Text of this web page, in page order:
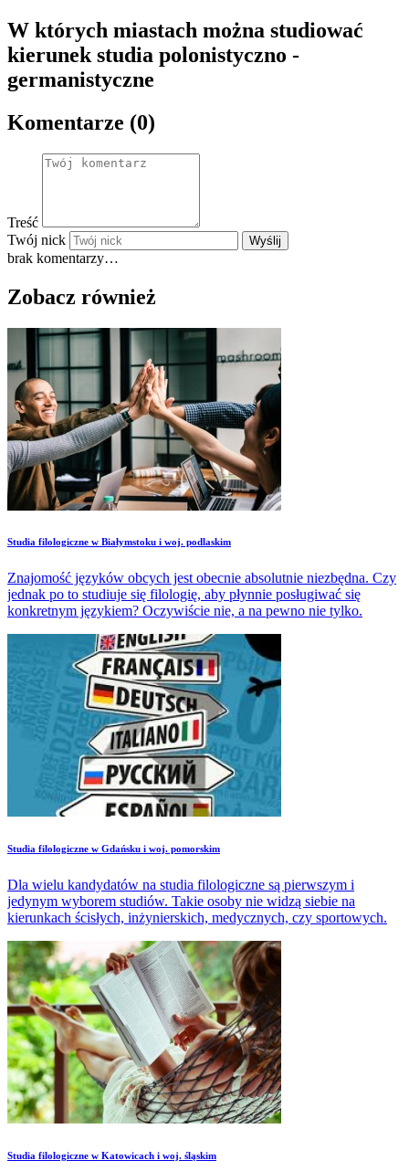
W których miastach można studiować
kierunek studia polonistyczno -
germanistyczne
Komentarze (0)
Treść
Twój nick
Wyślij
brak komentarzy…
Zobacz również
Studia filologiczne w Białymstoku i woj. podlaskim
Znajomość języków obcych jest obecnie absolutnie niezbędna. Czy
jednak po to studiuje się filologię, aby płynnie posługiwać się
konkretnym językiem? Oczywiście nie, a na pewno nie tylko.
Studia filologiczne w Gdańsku i woj. pomorskim
Dla wielu kandydatów na studia filologiczne są pierwszym i
jedynym wyborem studiów. Takie osoby nie widzą siebie na
kierunkach ścisłych, inżynierskich, medycznych, czy sportowych.
Studia filologiczne w Katowicach i woj. śląskim